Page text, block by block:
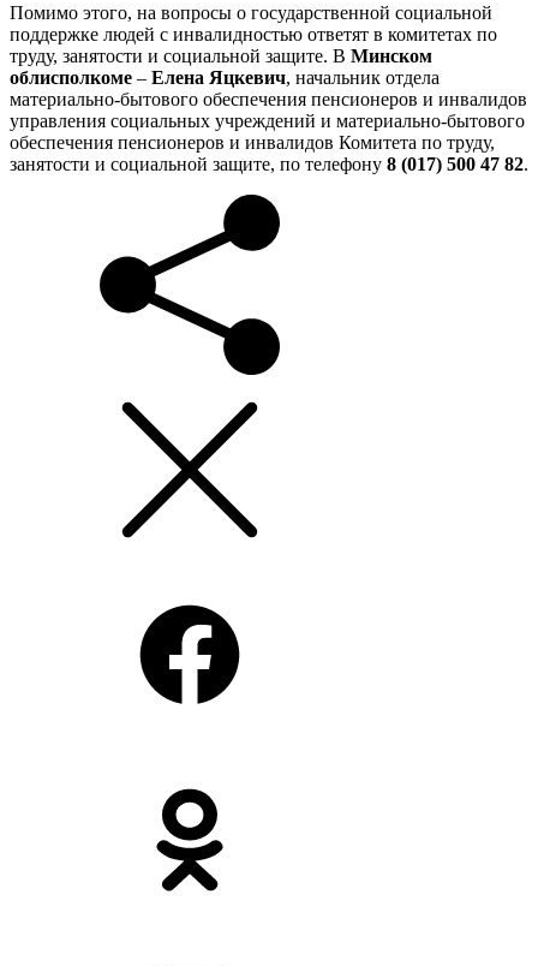
Помимо этого, на вопросы о государственной социальной
поддержке людей с инвалидностью ответят в комитетах по
труду, занятости и социальной защите. В Минском
облисполкоме – Елена Яцкевич, начальник отдела
материально-бытового обеспечения пенсионеров и инвалидов
управления социальных учреждений и материально-бытового
обеспечения пенсионеров и инвалидов Комитета по труду,
занятости и социальной защите, по телефону 8 (017) 500 47 82.